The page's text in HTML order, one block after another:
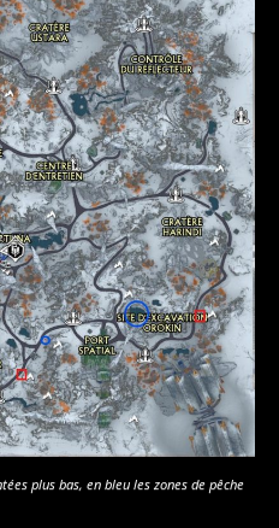
plus bas, en bleu les zones de pêche